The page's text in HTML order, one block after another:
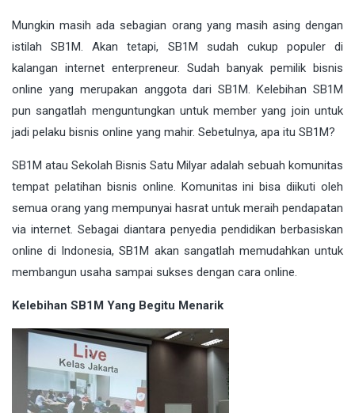
Mungkin masih ada sebagian orang yang masih asing dengan
istilah SB1M. Akan tetapi, SB1M sudah cukup populer di
kalangan internet enterpreneur. Sudah banyak pemilik bisnis
online yang merupakan anggota dari SB1M. Kelebihan SB1M
pun sangatlah menguntungkan untuk member yang join untuk
jadi pelaku bisnis online yang mahir. Sebetulnya, apa itu SB1M?
SB1M atau Sekolah Bisnis Satu Milyar adalah sebuah komunitas
tempat pelatihan bisnis online. Komunitas ini bisa diikuti oleh
semua orang yang mempunyai hasrat untuk meraih pendapatan
via internet. Sebagai diantara penyedia pendidikan berbasiskan
online di Indonesia, SB1M akan sangatlah memudahkan untuk
membangun usaha sampai sukses dengan cara online.
Kelebihan SB1M Yang Begitu Menarik